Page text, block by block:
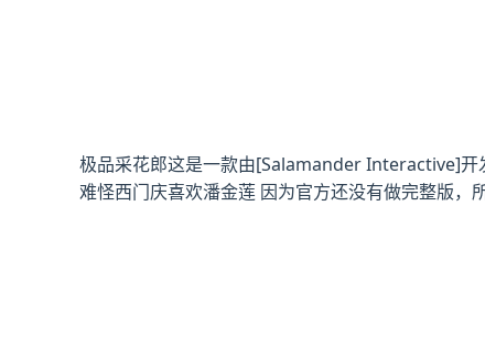
极品采花郎这是一款由[Salamander Interactive]开
难怪西门庆喜欢潘金莲 因为官方还没有做完整版，